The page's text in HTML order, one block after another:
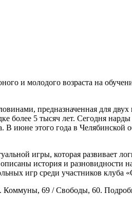
и молодого возраста на
предназначенная для
более 5 тысяч лет. Сегодня
этого года в Челябинской
игры, которая развивает
история и разновидности
игр среди участников
69 / Свободы, 60.